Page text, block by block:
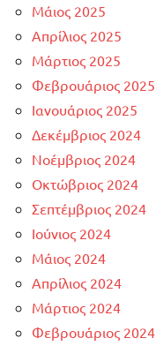
Μάιος 2025
Απρίλιος 2025
Μάρτιος 2025
Φεβρουάριος 2025
Ιανουάριος 2025
Δεκέμβριος 2024
Νοέμβριος 2024
Οκτώβριος 2024
Σεπτέμβριος 2024
Ιούνιος 2024
Μάιος 2024
Απρίλιος 2024
Μάρτιος 2024
Φεβρουάριος 2024